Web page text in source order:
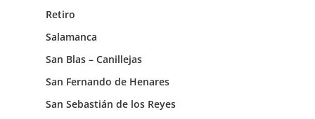
Retiro
Salamanca
San Blas – Canillejas
San Fernando de Henares
San Sebastián de los Reyes